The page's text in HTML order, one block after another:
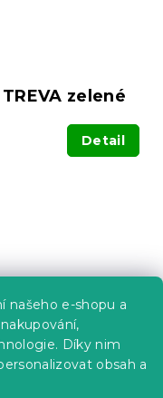
našeho e-shopu a
Díky nim
obsah a
zelené
Detail